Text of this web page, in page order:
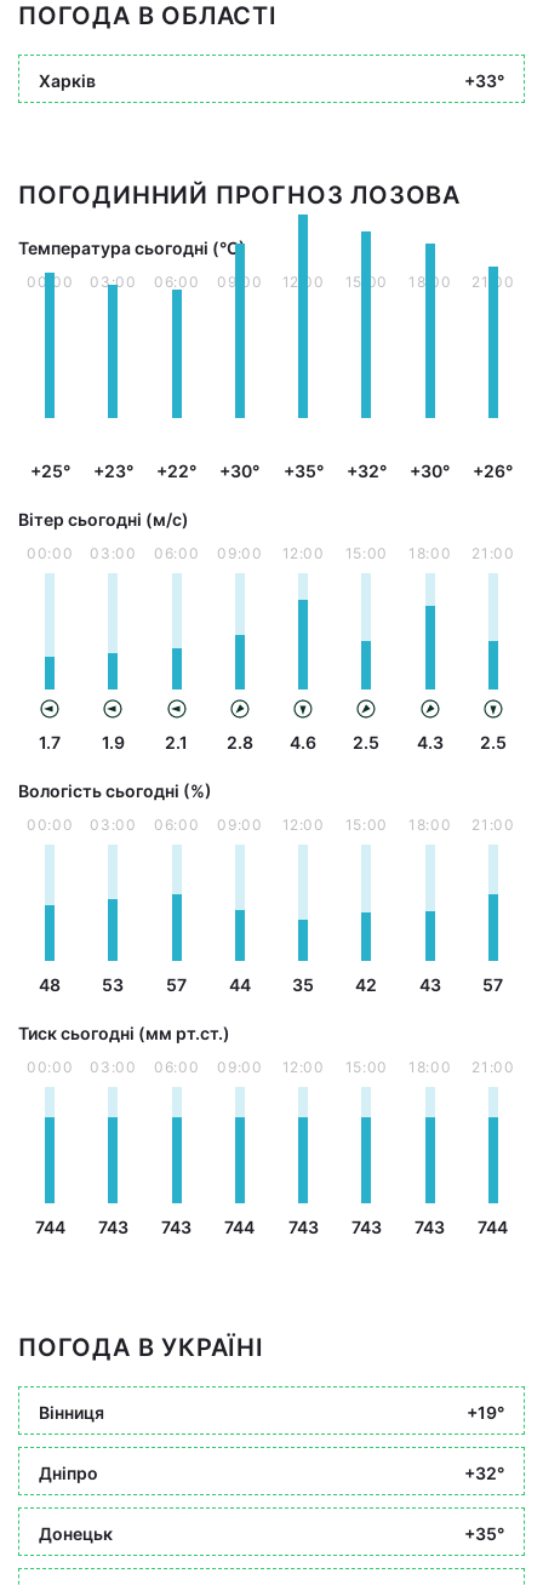
ПОГОДА В ОБЛАСТІ
Харків +33°
ПОГОДИННИЙ ПРОГНОЗ ЛОЗОВА
Температура сьогодні (°С)
00:00
+25°
03:00
+23°
06:00
+22°
09:00
+30°
12:00
+35°
15:00
+32°
18:00
+30°
21:00
+26°
Вітер сьогодні (м/с)
00:00
1.7
03:00
1.9
06:00
2.1
09:00
2.8
12:00
4.6
15:00
2.5
18:00
4.3
21:00
2.5
Вологість сьогодні (%)
00:00
48
03:00
53
06:00
57
09:00
44
12:00
35
15:00
42
18:00
43
21:00
57
Тиск сьогодні (мм рт.ст.)
00:00
744
03:00
743
06:00
743
09:00
744
12:00
743
15:00
743
18:00
743
21:00
744
ПОГОДА В УКРАЇНІ
Вінниця +19°
Дніпро +32°
Донецьк +35°